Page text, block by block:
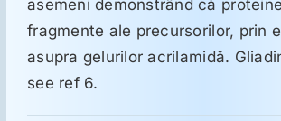
Reumatologie
Ginecologie
asemeni demonstrând că
fragmente ale precursorilor, prin
asupra gelurilor acrilamidă.
see ref 6.